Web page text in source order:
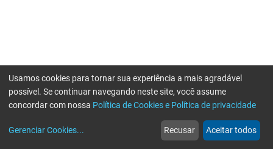
web
Notícias
more_horiz
Mais
Usamos cookies para tornar sua experiência a mais agradável
possível. Se continuar navegando neste site, você assume
concordar com nossa Política de Cookies e Política de privacidade
Gerenciar Cookies... Recusar Aceitar todos
Erro ao enviar informações, por favor tente novamente